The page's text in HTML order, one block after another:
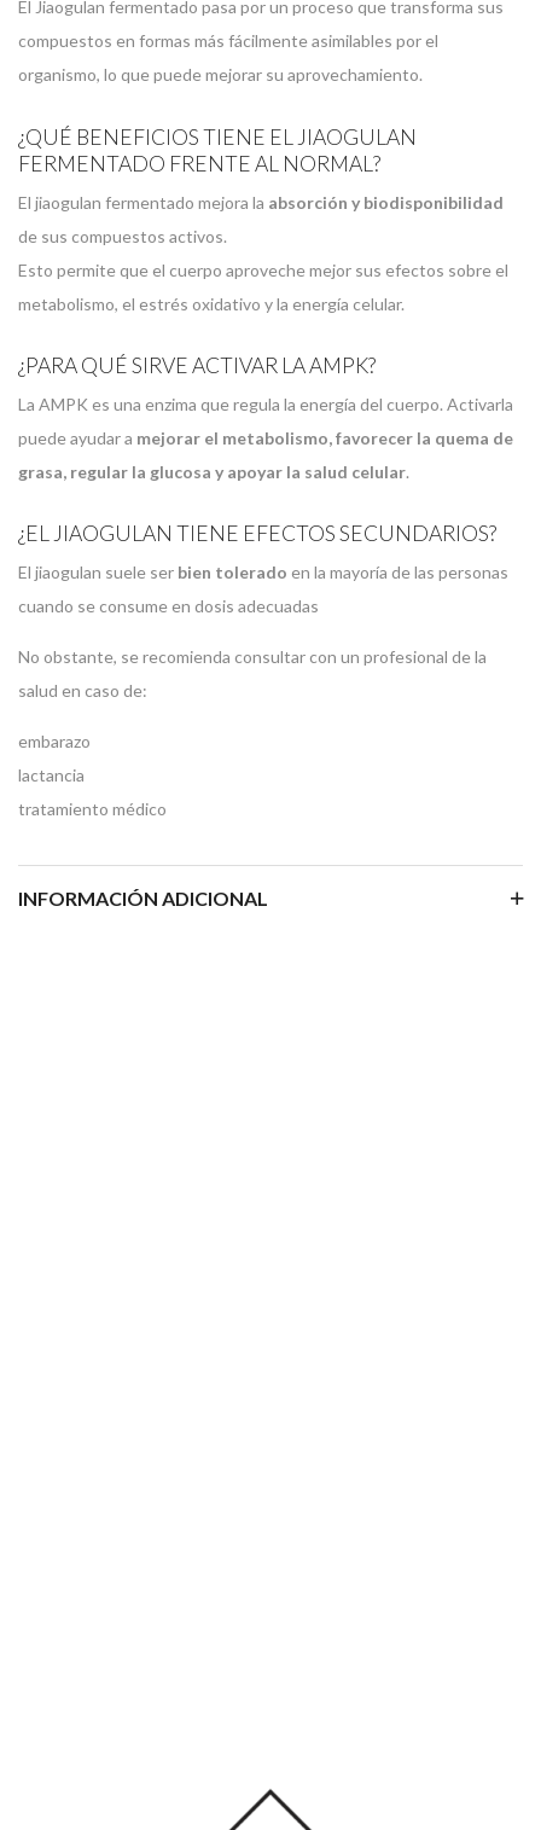
El Jiaogulan fermentado pasa por un proceso que transforma sus
compuestos en formas más fácilmente asimilables por el
organismo, lo que puede mejorar su aprovechamiento.
¿QUÉ BENEFICIOS TIENE EL JIAOGULAN
FERMENTADO FRENTE AL NORMAL?
El jiaogulan fermentado mejora la absorción y biodisponibilidad
de sus compuestos activos.
Esto permite que el cuerpo aproveche mejor sus efectos sobre el
metabolismo, el estrés oxidativo y la energía celular.
¿PARA QUÉ SIRVE ACTIVAR LA AMPK?
La AMPK es una enzima que regula la energía del cuerpo. Activarla
puede ayudar a mejorar el metabolismo, favorecer la quema de
grasa, regular la glucosa y apoyar la salud celular.
¿EL JIAOGULAN TIENE EFECTOS SECUNDARIOS?
El jiaogulan suele ser bien tolerado en la mayoría de las personas
cuando se consume en dosis adecuadas
No obstante, se recomienda consultar con un profesional de la
salud en caso de:
embarazo
lactancia
tratamiento médico
INFORMACIÓN ADICIONAL